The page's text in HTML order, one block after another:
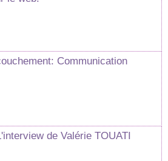
Communication
de Valérie TOUATI